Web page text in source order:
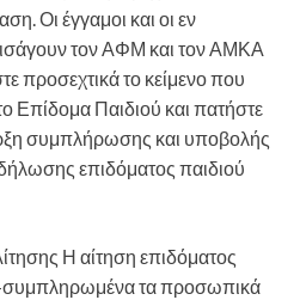
Οι έγγαμοι και οι εν
τον ΑΦΜ και τον ΑΜΚΑ
προσεχτικά το κείμενο που
Επίδομα Παιδιού και πατήστε
συμπλήρωσης και υποβολής
επιδόματος παιδιού
Η αίτηση επιδόματος
συμπληρωμένα τα προσωπικά